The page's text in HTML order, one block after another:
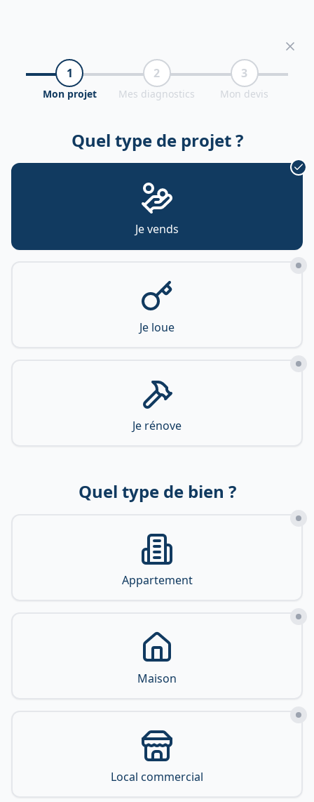
1
Mon projet
2
Mes diagnostics
3
Mon devis
Quel type de projet ?
Je vends
Je loue
Je rénove
Quel type de bien ?
Appartement
Maison
Local commercial